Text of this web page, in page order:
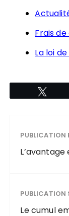
Frais
La loi
PUBLICATION
L’avantage
PUBLICATION
Le cumul